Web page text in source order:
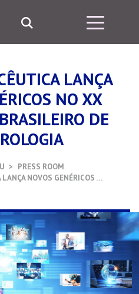
LANÇA
NO XX
DE
PRESS ROOM
NOVOS GENÉRICOS …